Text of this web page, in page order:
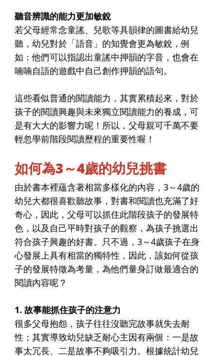
聽音辨識的能力更加敏銳
若父母經常念童謠、兒歌等具韻律的圖書給幼兒
聽，幼兒對於「語音」的知覺會更為敏銳，例
如：他們可以指認出童謠中押韻的字音，也會在
喃喃自語的遊戲中自己創作押韻的語句。
這些看似普通的閱讀能力，其實累積起來，對於
孩子的閱讀興趣與未來獨立閱讀能力的養成，可
是有大大的影響力呢！所以，父母親可千萬不要
輕忽學前階段閱讀歷程的重要性喔！
如何為3～4歲的幼兒挑書
由於書本裡蘊含著相當多樣化的內容，3～4歲的
幼兒大都很喜歡聽故事，對書和閱讀也充滿了好
奇心，因此，父母可以抓住此階段孩子的發展特
色，以及自己平時對孩子的觀察，為孩子挑選出
符合孩子興趣的好書。只不過，3～4歲孩子在身
心發展上具有相當的獨特性，因此，該如何從孩
子的發展特徵為考量，為他們量身訂做最適合的
閱讀內容呢？
1. 故事能抓住孩子的注意力
很多父母抱怨，孩子往往沒聽完故事就失去耐
性；其實導致幼兒缺乏耐心主因有兩個：一是故
事太冗長、二是故事不夠吸引力。根據統計幼兒